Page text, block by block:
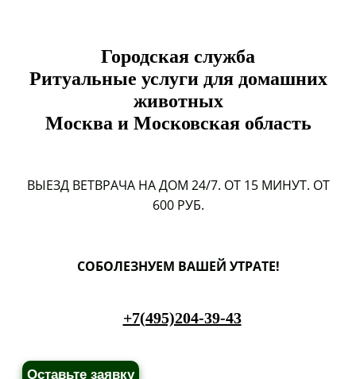
Городская служба
Ритуальные услуги для домашних
животных
Москва и Московская область
ВЫЕЗД ВЕТВРАЧА НА ДОМ 24/7. ОТ 15 МИНУТ. ОТ
600 РУБ.
СОБОЛЕЗНУЕМ ВАШЕЙ УТРАТЕ!
+7(495)204-39-43
Оставьте заявку